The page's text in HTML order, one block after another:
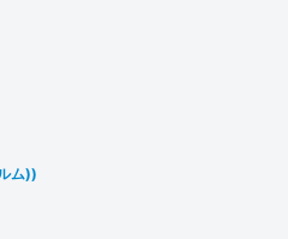
ム))